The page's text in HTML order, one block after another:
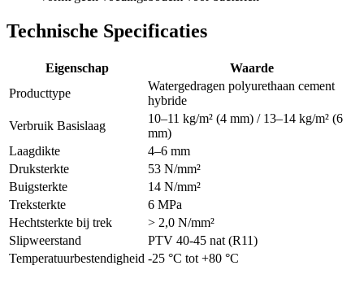
Technische Specificaties
Eigenschap
Waarde
Producttype
Watergedragen polyurethaan cement
hybride
Verbruik Basislaag
10–11 kg/m² (4 mm) / 13–14 kg/m² (6
mm)
Laagdikte
4–6 mm
Druksterkte
53 N/mm²
Buigsterkte
14 N/mm²
Treksterkte
6 MPa
Hechtsterkte bij trek
> 2,0 N/mm²
Slipweerstand
PTV 40-45 nat (R11)
Temperatuurbestendigheid -25 °C tot +80 °C